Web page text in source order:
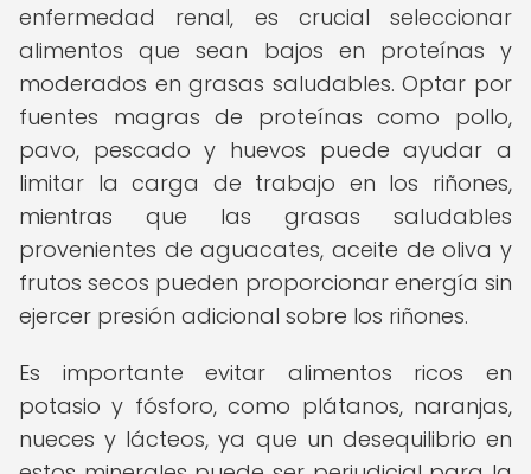
enfermedad renal, es crucial seleccionar
alimentos que sean bajos en proteínas y
moderados en grasas saludables. Optar por
fuentes magras de proteínas como pollo,
pavo, pescado y huevos puede ayudar a
limitar la carga de trabajo en los riñones,
mientras que las grasas saludables
provenientes de aguacates, aceite de oliva y
frutos secos pueden proporcionar energía sin
ejercer presión adicional sobre los riñones.
Es importante evitar alimentos ricos en
potasio y fósforo, como plátanos, naranjas,
nueces y lácteos, ya que un desequilibrio en